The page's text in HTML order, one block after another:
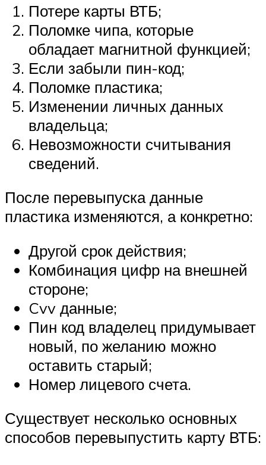
Потере карты ВТБ;
Поломке чипа, которые
обладает магнитной функцией;
Если забыли пин-код;
Поломке пластика;
Изменении личных данных
владельца;
Невозможности считывания
сведений.
После перевыпуска данные
пластика изменяются, а конкретно:
Другой срок действия;
Комбинация цифр на внешней
стороне;
Cvv данные;
Пин код владелец придумывает
новый, по желанию можно
оставить старый;
Номер лицевого счета.
Существует несколько основных
способов перевыпустить карту ВТБ: